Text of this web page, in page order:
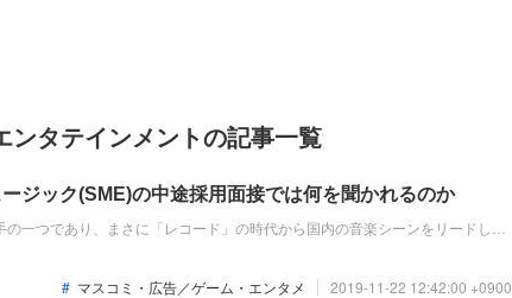
タテインメントの記事一覧
ージック(SME)の中途採用面接では何を聞かれるのか
一つであり、まさに「レコード」の時代から国内の音楽シーンをリードして
マスコミ・広告／ゲーム・エンタメ 2019-11-22 12:42:00 +0900